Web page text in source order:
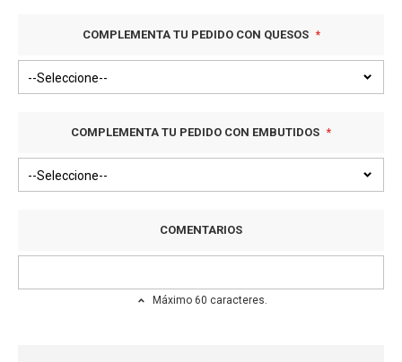
COMPLEMENTA TU PEDIDO CON QUESOS
COMPLEMENTA TU PEDIDO CON EMBUTIDOS
COMENTARIOS
Máximo 60 caracteres.